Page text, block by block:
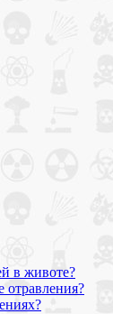
в животе?
отравления?